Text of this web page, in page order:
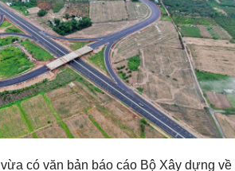
có văn bản báo cáo Bộ Xây dựng về